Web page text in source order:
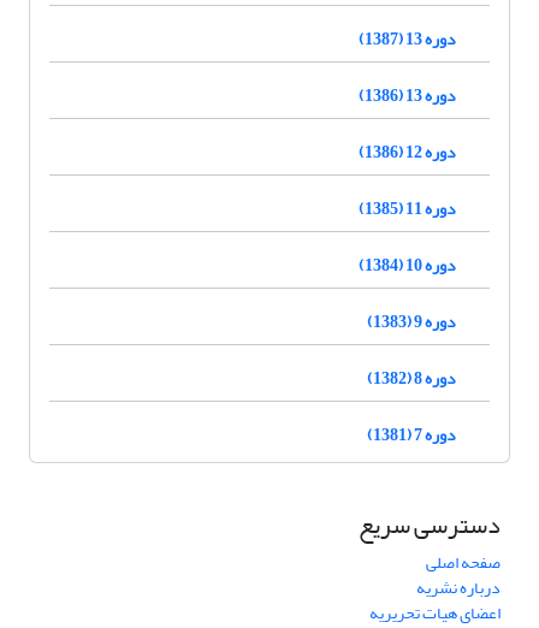
دوره 13 (1387)
دوره 13 (1386)
دوره 12 (1386)
دوره 11 (1385)
دوره 10 (1384)
دوره 9 (1383)
دوره 8 (1382)
دوره 7 (1381)
دسترسی سریع
صفحه اصلی
درباره نشریه
اعضای هیات تحریریه